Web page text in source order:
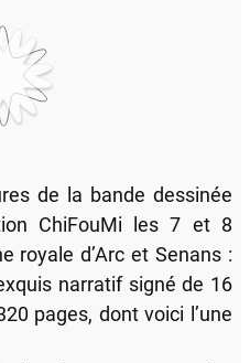
de la bande dessinée
ChiFouMi les 7 et 8
royale d’Arc et Senans :
narratif signé de 16
pages, dont voici l’une